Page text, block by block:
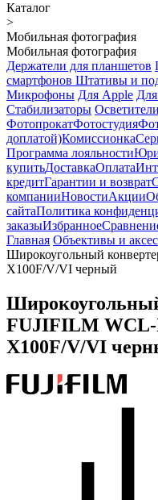
Каталог
>
Мобильная фотография
Мобильная фотография
Держатели для планшетов
смартфонов Штативы и
Микрофоны Для Apple
Стабилизаторы Осветители
ФотопрокатФотостудия
доплатой)Комиссионка
Программа лояльности
купитьДоставкаОплата
кредитГарантии и возврат
компанииНовостиАкции
сайтаПолитика
заказыИзбранное
Главная Объективы и
Широкоугольный
X100F/V/VI черный
FUJIFILM WCL-
X100F/V/VI